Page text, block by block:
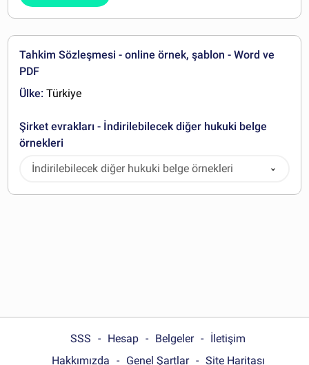
Tahkim Sözleşmesi - online örnek, şablon - Word ve
PDF
Ülke: Türkiye
Şirket evrakları - İndirilebilecek diğer hukuki belge
örnekleri
İndirilebilecek diğer hukuki belge örnekleri
SSS Hesap Belgeler
İletişim
Hakkımızda
Genel Şartlar Site Haritası